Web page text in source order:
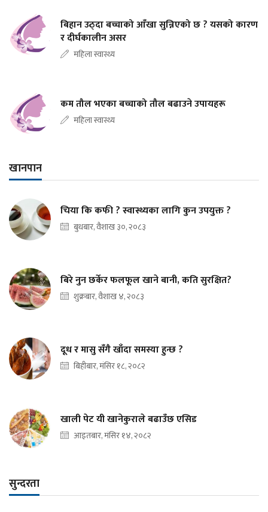
बिहान उठ्दा बच्चाको आँखा सुन्निएको छ ? यसको कारण
र दीर्घकालीन असर
महिला स्वास्थ्य
कम तौल भएका बच्चाको तौल बढाउने उपायहरू
महिला स्वास्थ्य
खानपान
चिया कि कफी ? स्वास्थ्यका लागि कुन उपयुक्त ?
बुधबार, वैशाख ३०, २०८३
बिरे नुन छर्केर फलफूल खाने बानी, कति सुरक्षित?
शुक्रबार, वैशाख ४, २०८३
दूध र मासु सँगै खाँदा समस्या हुन्छ ?
बिहीबार, मंसिर १८, २०८२
खाली पेट यी खानेकुराले बढाउँछ एसिड
आइतबार, मंसिर १४, २०८२
सुन्दरता